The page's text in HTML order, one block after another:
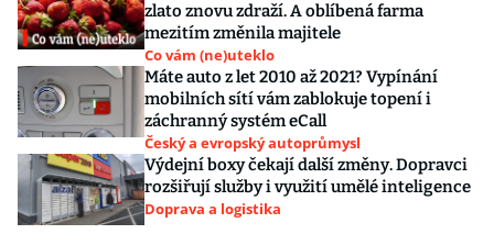
zlato znovu zdraží. A oblíbená farma
mezitím změnila majitele
Co vám (ne)uteklo
Máte auto z let 2010 až 2021? Vypínání
mobilních sítí vám zablokuje topení i
záchranný systém eCall
Český a evropský autoprůmysl
Výdejní boxy čekají další změny. Dopravci
rozšiřují služby i využití umělé inteligence
Doprava a logistika